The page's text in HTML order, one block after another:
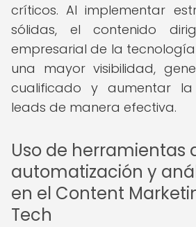
críticos. Al implementar
sólidas, el contenido
empresarial de la
una mayor visibilidad,
cualificado y aumentar
leads de manera efectiva.
Uso de herramientas
automatización y
en el Content
Tech